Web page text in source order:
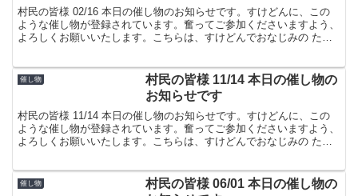
村民の皆様 02/16 本日の催し物のお知らせです。すけどんに、この
ような催し物が登録されています。奮ってご参加くださいますよう、
よろしくお願いいたします。こちらは、すけどんでおなじみの たま
催し物
村民の皆様 11/14 本日の催し物の
お知らせです
村民の皆様 11/14 本日の催し物のお知らせです。すけどんに、この
ような催し物が登録されています。奮ってご参加くださいますよう、
よろしくお願いいたします。こちらは、すけどんでおなじみの たま
催し物
村民の皆様 06/01 本日の催し物の